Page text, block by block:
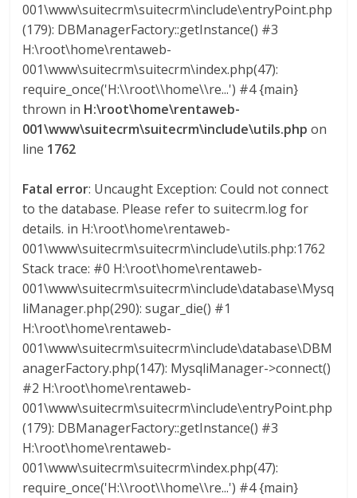
001\www\suitecrm\suitecrm\include\entryPoint.php
(179): DBManagerFactory::getInstance() #3
H:\root\home\rentaweb-
001\www\suitecrm\suitecrm\index.php(47):
require_once('H:\\root\\home\\re...') #4 {main}
thrown in H:\root\home\rentaweb-
001\www\suitecrm\suitecrm\include\utils.php on
line 1762
Fatal error: Uncaught Exception: Could not connect
to the database. Please refer to suitecrm.log for
details. in H:\root\home\rentaweb-
001\www\suitecrm\suitecrm\include\utils.php:1762
Stack trace: #0 H:\root\home\rentaweb-
001\www\suitecrm\suitecrm\include\database\Mysq
liManager.php(290): sugar_die() #1
H:\root\home\rentaweb-
001\www\suitecrm\suitecrm\include\database\DBM
anagerFactory.php(147): MysqliManager->connect()
#2 H:\root\home\rentaweb-
001\www\suitecrm\suitecrm\include\entryPoint.php
(179): DBManagerFactory::getInstance() #3
H:\root\home\rentaweb-
001\www\suitecrm\suitecrm\index.php(47):
require_once('H:\\root\\home\\re...') #4 {main}